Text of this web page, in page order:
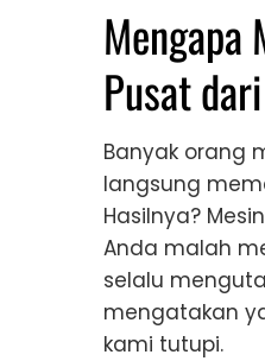
Pusat
Banyak orang
langsung
Hasilnya?
Anda malah
selalu
mengatakan
kami tutupi.